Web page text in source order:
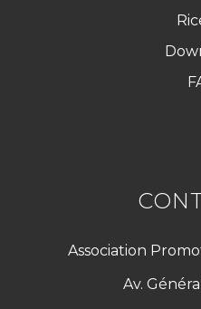
Association
Av.